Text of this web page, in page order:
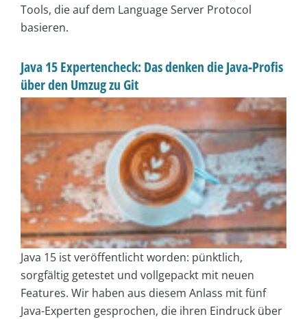
Tools, die auf dem Language Server Protocol
basieren.
Java 15 Expertencheck: Das denken die Java-Profis
über den Umzug zu Git
Java 15 ist veröffentlicht worden: pünktlich,
sorgfältig getestet und vollgepackt mit neuen
Features. Wir haben aus diesem Anlass mit fünf
Java-Experten gesprochen, die ihren Eindruck über